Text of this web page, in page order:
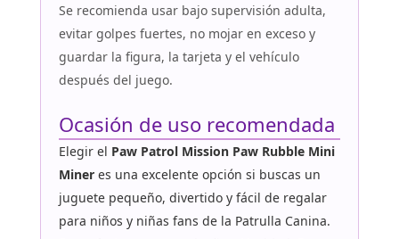
Se recomienda usar bajo supervisión adulta,
evitar golpes fuertes, no mojar en exceso y
guardar la figura, la tarjeta y el vehículo
después del juego.
Ocasión de uso recomendada
Elegir el Paw Patrol Mission Paw Rubble Mini
Mineres una excelente opción si buscas un
juguete pequeño, divertido y fácil de regalar
para niños y niñas fans de la Patrulla Canina.